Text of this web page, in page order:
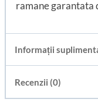
ramane garantata
Informații
Recenzii (0)